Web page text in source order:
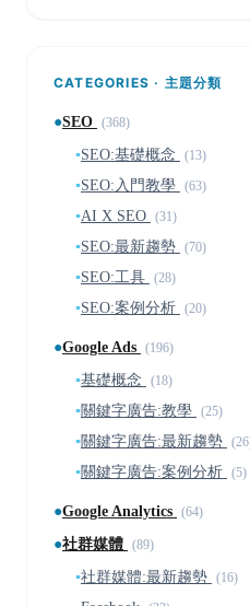
CATEGORIES · 主題分類
●SEO (368)
▪SEO:基礎概念 (13)
▪SEO:入門教學 (63)
▪AI X SEO (31)
▪SEO:最新趨勢 (70)
▪SEO:工具 (28)
▪SEO:案例分析 (20)
●Google Ads (196)
▪基礎概念 (18)
▪關鍵字廣告:教學 (25)
▪關鍵字廣告:最新趨勢
▪關鍵字廣告:案例分析 (5)
●Google Analytics (64)
●社群媒體 (89)
▪社群媒體:最新趨勢 (16)